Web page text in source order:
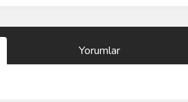
Yorumlar